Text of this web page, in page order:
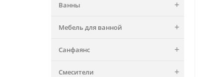
Ванны
Мебель для ванной
Санфаянс
Смесители